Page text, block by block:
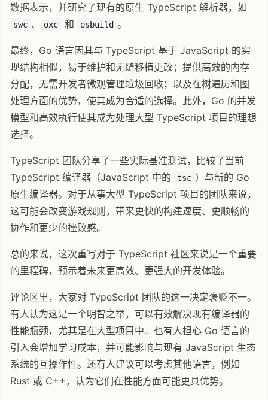
数据表示，并研究了现有的原生 TypeScript 解析器，如
swc 、 oxc 和 esbuild 。
最终，Go 语言因其与 TypeScript 基于 JavaScript 的实
现结构相似，易于维护和无缝移植更改；提供高效的内存
分配，无需开发者微观管理垃圾回收；以及在树遍历和图
处理方面的优势，使其成为合适的选择。此外，Go 的并发
模型和高效执行使其成为处理大型 TypeScript 项目的理想
选择。
TypeScript 团队分享了一些实际基准测试，比较了当前
TypeScript 编译器（JavaScript 中的
tsc ）与新的 Go
原生编译器。对于从事大型 TypeScript 项目的团队来说，
这可能会改变游戏规则，带来更快的构建速度、更顺畅的
协作和更少的挫败感。
总的来说，这次重写对于 TypeScript 社区来说是一个重要
的里程碑，预示着未来更高效、更强大的开发体验。
评论区里，大家对 TypeScript 团队的这一决定褒贬不一。
有人认为这是一个明智之举，可以有效解决现有编译器的
性能瓶颈，尤其是在大型项目中。也有人担心 Go 语言的
引入会增加学习成本，并可能影响与现有 JavaScript 生态
系统的互操作性。还有人建议可以考虑其他语言，例如
Rust 或 C++，认为它们在性能方面可能更具优势。